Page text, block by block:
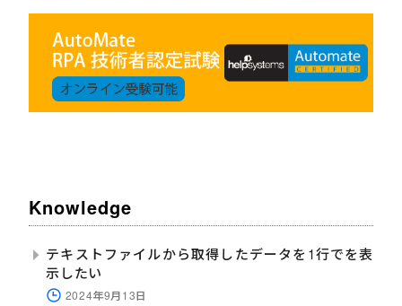
Knowledge
テキストファイルから取得したデータを1行でを表
示したい
2024年9月13日